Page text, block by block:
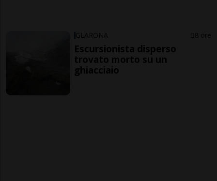
GLARONA 8 ore
Escursionista disperso
trovato morto su un
ghiacciaio